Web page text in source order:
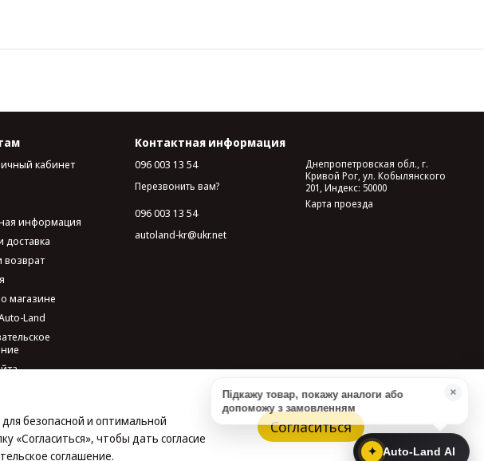
кабинет
информация
доставка
магазине
Land
Контактная информация
096 003 13 54
Перезвонить вам?
096 003 13 54
autoland-kr@ukr.net
Днепропетровская обл., г.
Кривой Рог, ул. Кобылянского
201, Индекс: 50000
Карта проезда
безопасной и оптимальной
«Согласиться», чтобы дать согласие
соглашение.
Согласиться
✦ Auto-Land AI